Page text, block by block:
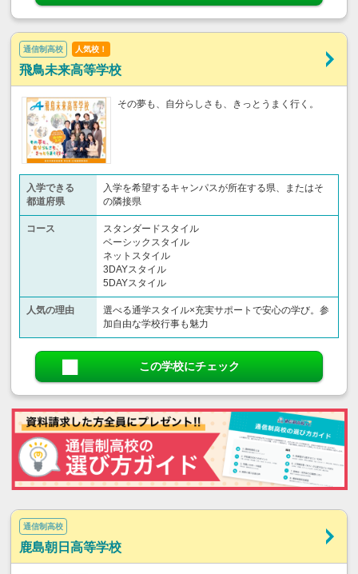
通信制高校 人気校！
飛鳥未来高等学校
その夢も、自分らしさも、きっとうまく行く。
入学できる
都道府県
入学を希望するキャンパスが所在する県、またはそ
の隣接県
コース
スタンダードスタイル
ベーシックスタイル
ネットスタイル
3DAYスタイル
5DAYスタイル
人気の理由
選べる通学スタイル×充実サポートで安心の学び。参
加自由な学校行事も魅力
この学校にチェック
通信制高校
鹿島朝日高等学校